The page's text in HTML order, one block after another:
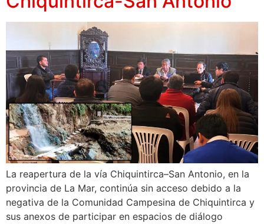
La reapertura de la vía Chiquintirca–San Antonio, en la
provincia de La Mar, continúa sin acceso debido a la
negativa de la Comunidad Campesina de Chiquintirca y
sus anexos de participar en espacios de diálogo